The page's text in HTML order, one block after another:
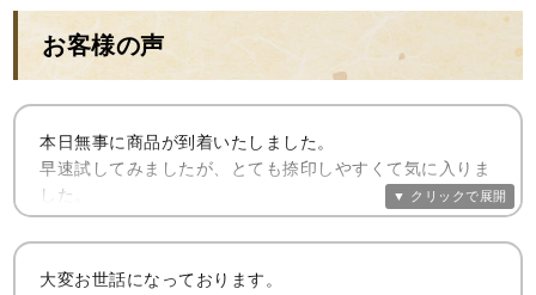
お客様の声
本日無事に商品が到着いたしました。
早速試してみましたが、とても捺印しやすくて気に入りま
した。
素敵な印鑑を作って頂きありがとうございました！
思っていたより大きく見えてしっかり感があり良かったで
す。
大変お世話になっております。